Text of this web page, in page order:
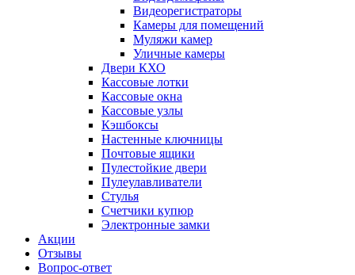
Видеорегистраторы
Камеры для помещений
Муляжи камер
Уличные камеры
Двери КХО
Кассовые лотки
Кассовые окна
Кассовые узлы
Кэшбоксы
Настенные ключницы
Почтовые ящики
Пулестойкие двери
Пулеулавливатели
Стулья
Счетчики купюр
Электронные замки
Акции
Отзывы
Вопрос-ответ